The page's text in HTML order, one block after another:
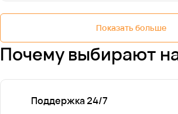
Показать больше
Почему выбирают
Поддержка 24/7